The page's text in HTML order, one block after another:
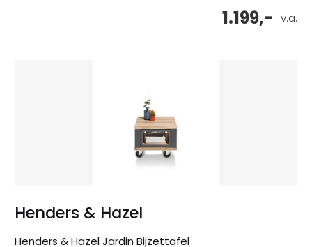
v.a.
1.199,-
Henders & Hazel
Henders & Hazel Jardin Bijzettafel